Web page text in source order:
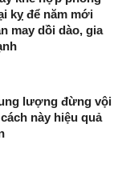
kỵ để năm mới
may dồi dào, gia
lượng đừng vội
này hiệu quả